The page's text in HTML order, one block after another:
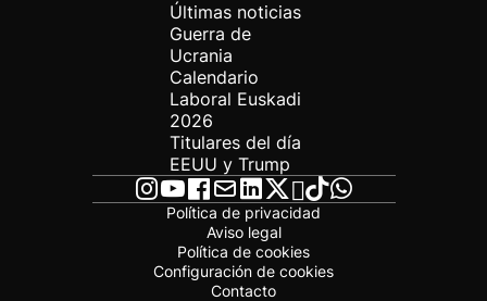
Últimas noticias
Guerra de
Ucrania
Calendario
Laboral Euskadi
2026
Titulares del día
EEUU y Trump
Política de privacidad
Aviso legal
Política de cookies
Configuración de cookies
Contacto